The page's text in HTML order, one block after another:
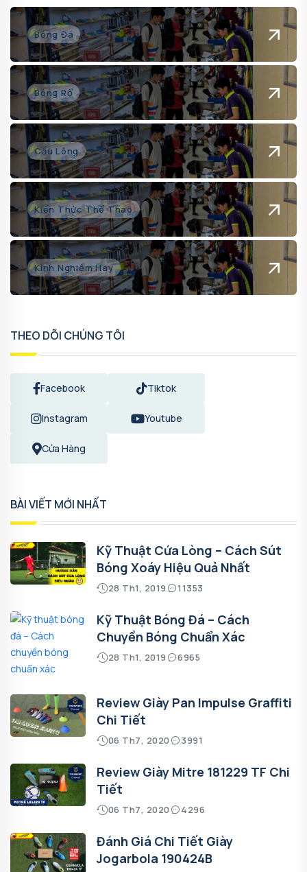
Bóng Đá
Bóng Rổ
Cầu Lông
Kiến Thức Thể Thao
Kinh Nghiệm Hay
THEO DÕI CHÚNG TÔI
Facebook Tiktok
Instagram Youtube
Cửa Hàng
BÀI VIẾT MỚI NHẤT
Kỹ Thuật Cứa Lòng – Cách Sút
Bóng Xoáy Hiệu Quả Nhất
28 Th1, 2019 11353
Kỹ Thuật Bóng Đá – Cách
Chuyền Bóng Chuẩn Xác
28 Th1, 2019 6965
Review Giày Pan Impulse Graffiti
Chi Tiết
06 Th7, 2020 3991
Review Giày Mitre 181229 TF Chi
Tiết
06 Th7, 2020 4296
Đánh Giá Chi Tiết Giày
Jogarbola 190424B